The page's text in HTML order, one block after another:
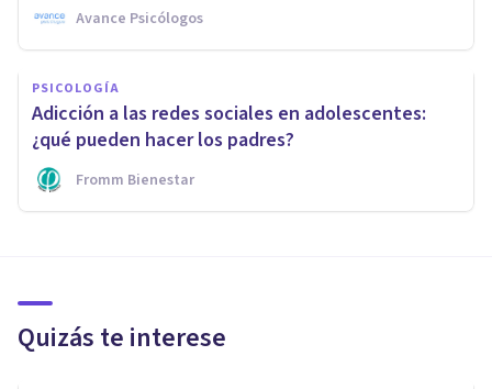
Avance Psicólogos
PSICOLOGÍA
Adicción a las redes sociales en adolescentes:
¿qué pueden hacer los padres?
Fromm Bienestar
Quizás te interese